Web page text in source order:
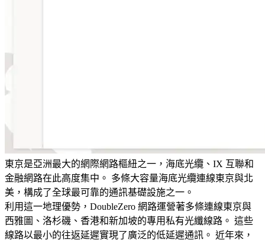
東京是亞洲最大的網際網路樞紐之一，海底光纜、IX 互聯和
金融網路在此高度集中。 多條大容量海底光纜連線東京與北
美，構成了全球最可靠的通訊基礎設施之一。
利用這一地理優勢，DoubleZero 網路運營著多條連線東京與
西雅圖、洛杉磯、香港和新加坡的專用私有光纖線路。 這些
線路以最小的往返延遲實現了廣泛的低延遲通訊。 近年來，